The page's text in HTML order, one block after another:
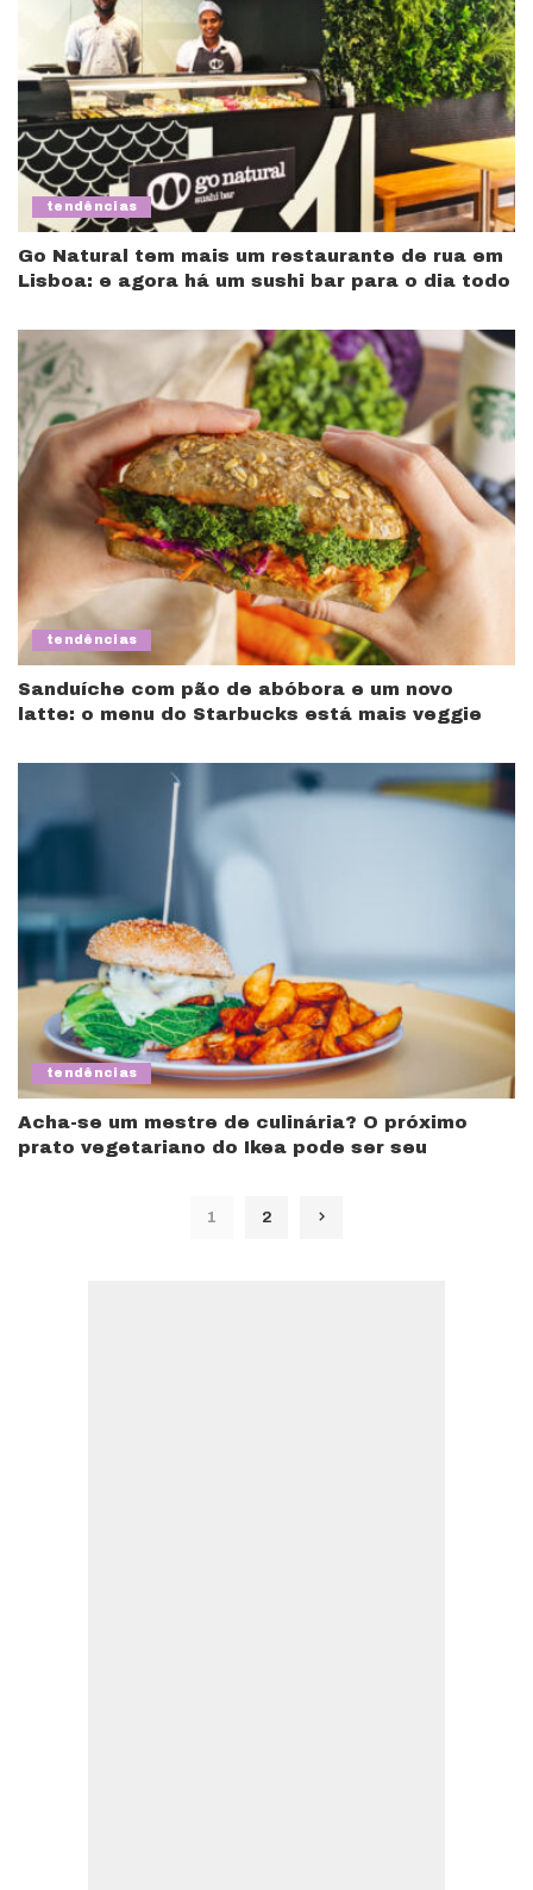
tendências
Go Natural tem mais um restaurante de rua em
Lisboa: e agora há um sushi bar para o dia todo
tendências
Sanduíche com pão de abóbora e um novo
latte: o menu do Starbucks está mais veggie
tendências
Acha-se um mestre de culinária? O próximo
prato vegetariano do Ikea pode ser seu
1 2